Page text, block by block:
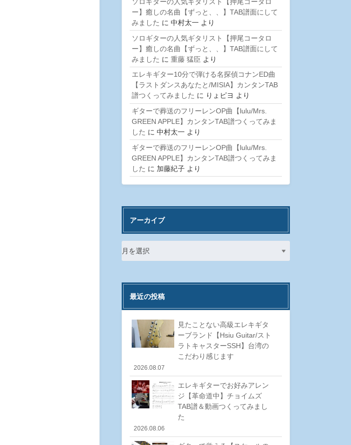
ー】癒しの名曲【ずっと、、】TAB譜面にして
みました に中村太一 より
ソロギターの人気ギタリスト【押尾コータロ
ー】癒しの名曲【ずっと、、】TAB譜面にして
みました に重藤 猛臣 より
エレキギター10分で弾ける名探偵コナンED曲
【ラストダンスあなたと/MISIA】カンタンTAB
譜つくってみました に りょピヨ より
ギターで葬送のフリーレンOP曲【lulu/Mrs.
GREEN APPLE】カンタンTAB譜つくってみま
した に中村太一 より
ギターで葬送のフリーレンOP曲【lulu/Mrs.
GREEN APPLE】カンタンTAB譜つくってみま
した に 加藤紀子 より
アーカイブ
最近の投稿
見たことない高級エレキギタ
ーブランド【Hsiu Guitar/スト
ラトキャスターSSH】台湾の
こだわり感じます
2026.08.07
エレキギターでお好みアレン
ジ【革命道中】チョイムズ
TAB譜＆動画つくってみまし
た
2026.08.06